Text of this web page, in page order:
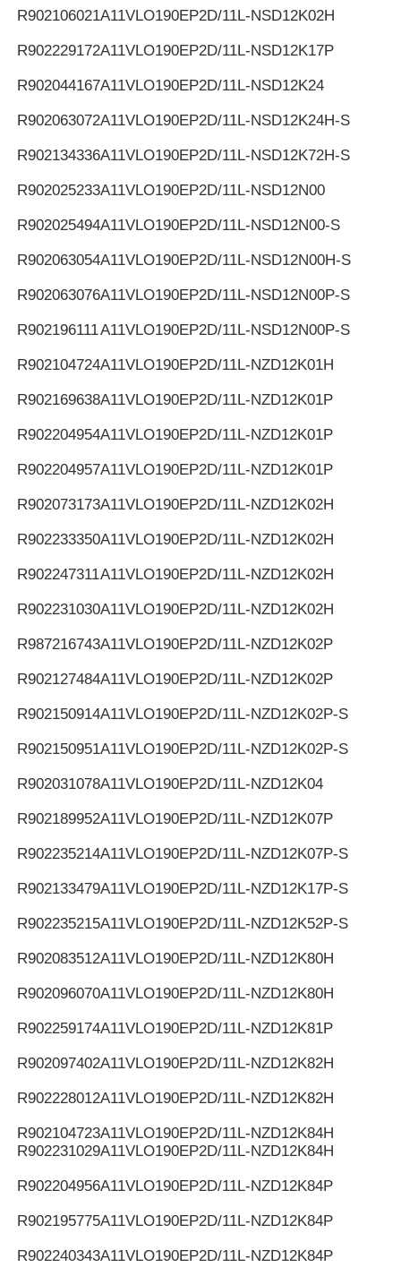
R902106021A11VLO190EP2D/11L-NSD12K02H
R902229172A11VLO190EP2D/11L-NSD12K17P
R902044167A11VLO190EP2D/11L-NSD12K24
R902063072A11VLO190EP2D/11L-NSD12K24H-S
R902134336A11VLO190EP2D/11L-NSD12K72H-S
R902025233A11VLO190EP2D/11L-NSD12N00
R902025494A11VLO190EP2D/11L-NSD12N00-S
R902063054A11VLO190EP2D/11L-NSD12N00H-S
R902063076A11VLO190EP2D/11L-NSD12N00P-S
R902196111A11VLO190EP2D/11L-NSD12N00P-S
R902104724A11VLO190EP2D/11L-NZD12K01H
R902169638A11VLO190EP2D/11L-NZD12K01P
R902204954A11VLO190EP2D/11L-NZD12K01P
R902204957A11VLO190EP2D/11L-NZD12K01P
R902073173A11VLO190EP2D/11L-NZD12K02H
R902233350A11VLO190EP2D/11L-NZD12K02H
R902247311A11VLO190EP2D/11L-NZD12K02H
R902231030A11VLO190EP2D/11L-NZD12K02H
R987216743A11VLO190EP2D/11L-NZD12K02P
R902127484A11VLO190EP2D/11L-NZD12K02P
R902150914A11VLO190EP2D/11L-NZD12K02P-S
R902150951A11VLO190EP2D/11L-NZD12K02P-S
R902031078A11VLO190EP2D/11L-NZD12K04
R902189952A11VLO190EP2D/11L-NZD12K07P
R902235214A11VLO190EP2D/11L-NZD12K07P-S
R902133479A11VLO190EP2D/11L-NZD12K17P-S
R902235215A11VLO190EP2D/11L-NZD12K52P-S
R902083512A11VLO190EP2D/11L-NZD12K80H
R902096070A11VLO190EP2D/11L-NZD12K80H
R902259174A11VLO190EP2D/11L-NZD12K81P
R902097402A11VLO190EP2D/11L-NZD12K82H
R902228012A11VLO190EP2D/11L-NZD12K82H
R902104723A11VLO190EP2D/11L-NZD12K84H
R902231029A11VLO190EP2D/11L-NZD12K84H
R902204956A11VLO190EP2D/11L-NZD12K84P
R902195775A11VLO190EP2D/11L-NZD12K84P
R902240343A11VLO190EP2D/11L-NZD12K84P